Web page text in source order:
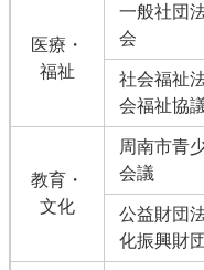
医療・
福祉
一般社団
会
社会福祉
会福祉協
教育・
文化
周南市青
会議
公益財団
化振興財団